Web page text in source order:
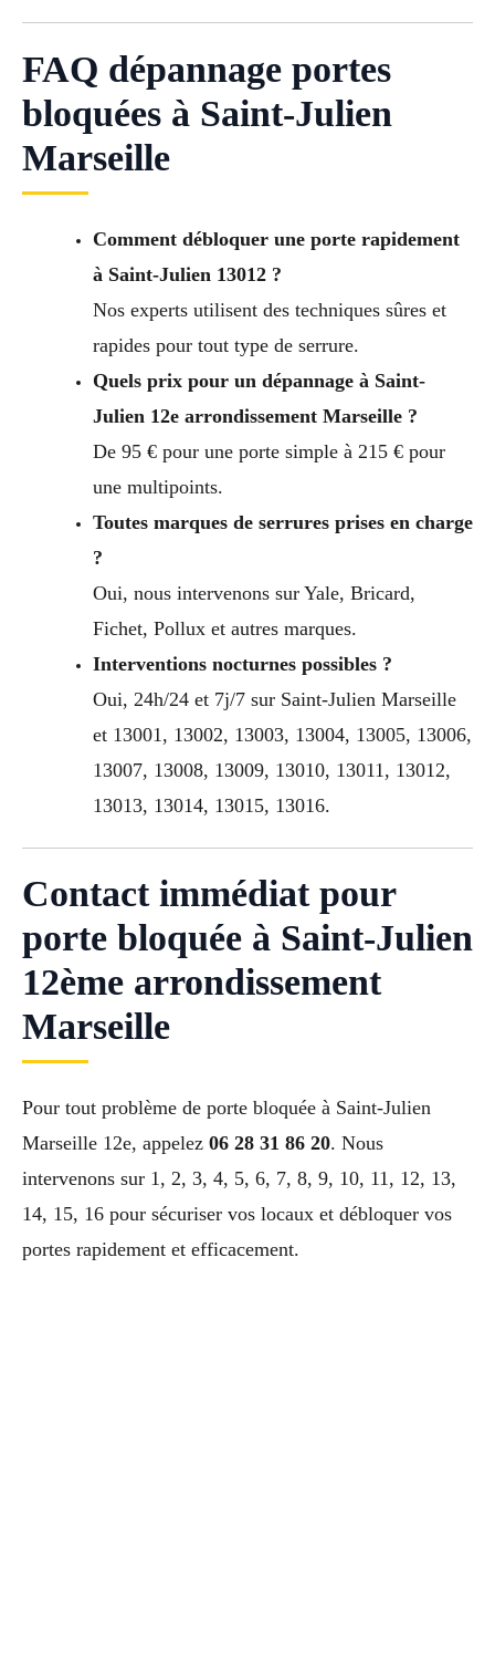
FAQ dépannage portes
bloquées à Saint-Julien
Marseille
Comment débloquer une porte rapidement
à Saint-Julien 13012 ?
Nos experts utilisent des techniques sûres et
rapides pour tout type de serrure.
Quels prix pour un dépannage à Saint-
Julien 12e arrondissement Marseille ?
De 95 € pour une porte simple à 215 € pour
une multipoints.
Toutes marques de serrures prises en charge
?
Oui, nous intervenons sur Yale, Bricard,
Fichet, Pollux et autres marques.
Interventions nocturnes possibles ?
Oui, 24h/24 et 7j/7 sur Saint-Julien Marseille
et 13001, 13002, 13003, 13004, 13005, 13006,
13007, 13008, 13009, 13010, 13011, 13012,
13013, 13014, 13015, 13016.
Contact immédiat pour
porte bloquée à Saint-Julien
12ème arrondissement
Marseille
Pour tout problème de porte bloquée à Saint-Julien
Marseille 12e, appelez 06 28 31 86 20. Nous
intervenons sur 1, 2, 3, 4, 5, 6, 7, 8, 9, 10, 11, 12, 13,
14, 15, 16 pour sécuriser vos locaux et débloquer vos
portes rapidement et efficacement.